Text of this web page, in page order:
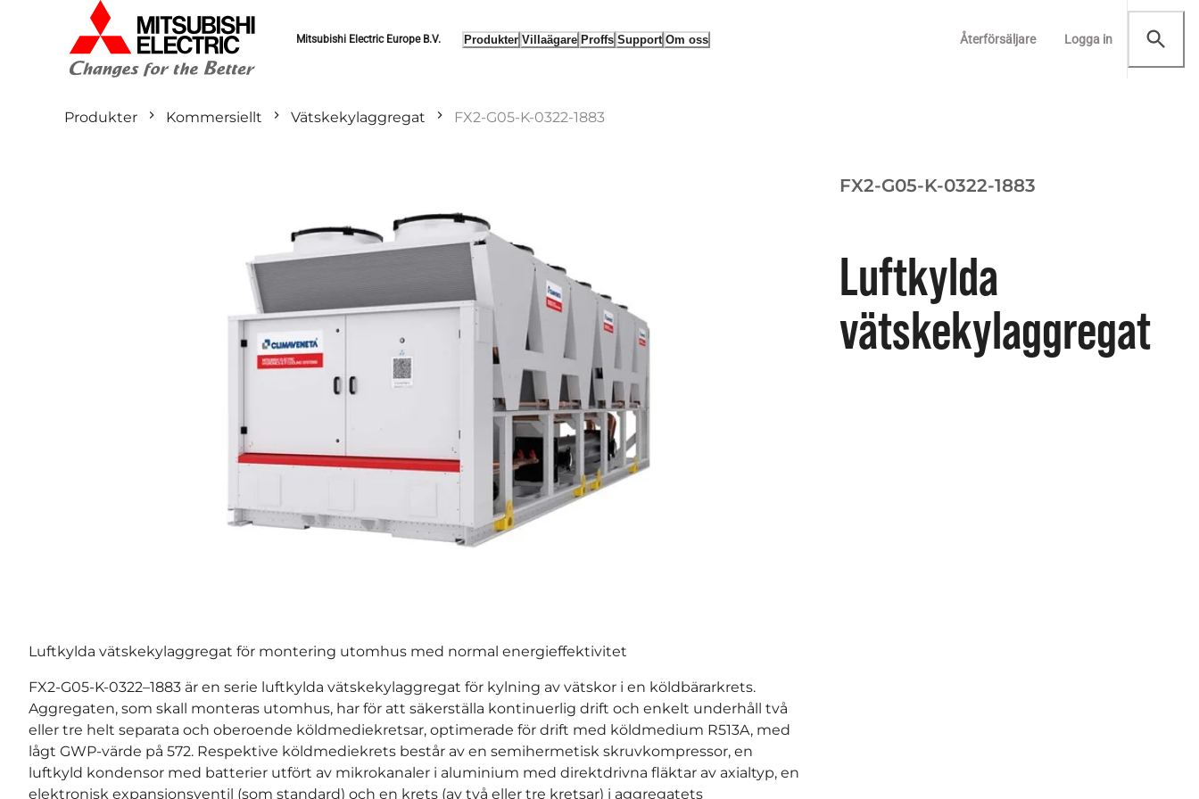
Mitsubishi Electric Europe B.V. Produkter Villaägare Proffs Support Om oss Återförsäljare Logga in
Produkter Kommersiellt Vätskekylaggregat FX2-G05-K-0322-1883
Luftkylda vätskekylaggregat för montering utomhus med normal energieffektivitet
FX2-G05-K-0322–1883 är en serie luftkylda vätskekylaggregat för kylning av vätskor i en köldbärarkrets.
Aggregaten, som skall monteras utomhus, har för att säkerställa kontinuerlig drift och enkelt underhåll två
eller tre helt separata och oberoende köldmediekretsar, optimerade för drift med köldmedium R513A, med
lågt GWP-värde på 572. Respektive köldmediekrets består av en semihermetisk skruvkompressor, en
luftkyld kondensor med batterier utfört av mikrokanaler i aluminium med direktdrivna fläktar av axialtyp, en
elektronisk expansionsventil (som standard) och en krets (av två eller tre kretsar) i aggregatets
FX2-G05-K-0322-1883
Luftkylda
vätskekylaggregat